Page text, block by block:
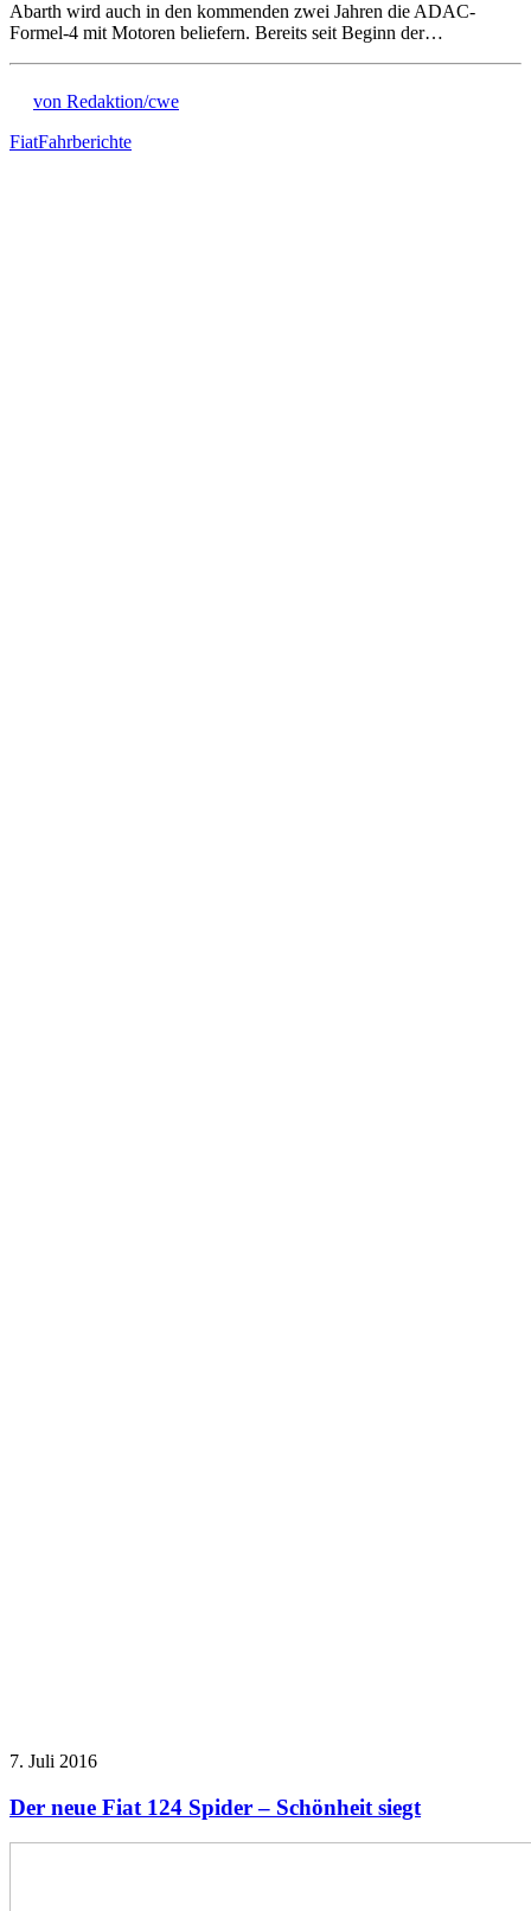
Abarth wird auch in den kommenden zwei Jahren die ADAC-
Formel-4 mit Motoren beliefern. Bereits seit Beginn der…
von Redaktion/cwe
FiatFahrberichte
7. Juli 2016
Der neue Fiat 124 Spider – Schönheit siegt